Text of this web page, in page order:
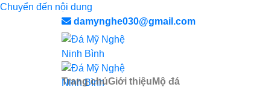
Chuyển đến nội dung
damynghe030@gmail.com
Trang chủGiới thiệu Mộ đá